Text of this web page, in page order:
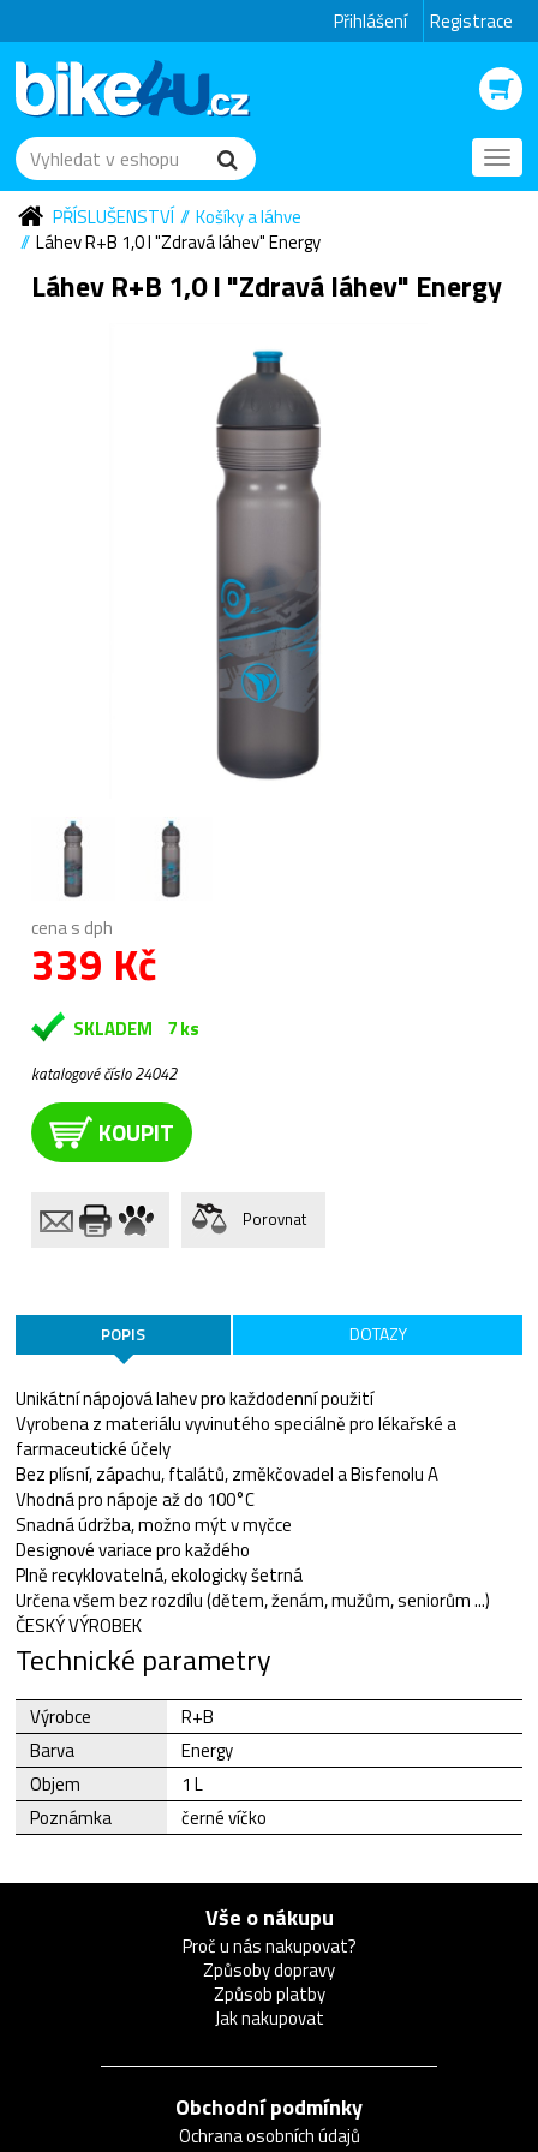
Přihlášení Registrace
PŘÍSLUŠENSTVÍ
Košíky a láhve
Láhev R+B 1,0 l "Zdravá láhev" Energy
Láhev R+B 1,0 l "Zdravá láhev" Energy
cena s dph
339 Kč
SKLADEM 7 ks
katalogové číslo 24042
KOUPIT
Porovnat
POPIS DOTAZY
Unikátní nápojová lahev pro každodenní použití
Vyrobena z materiálu vyvinutého speciálně pro lékařské a
farmaceutické účely
Bez plísní, zápachu, ftalátů, změkčovadel a Bisfenolu A
Vhodná pro nápoje až do 100°C
Snadná údržba, možno mýt v myčce
Designové variace pro každého
Plně recyklovatelná, ekologicky šetrná
Určena všem bez rozdílu (dětem, ženám, mužům, seniorům ...)
ČESKÝ VÝROBEK
Technické parametry
Výrobce
R+B
Barva
Energy
Objem
1 L
Poznámka
černé víčko
Vše o nákupu
Proč u nás nakupovat?
Způsoby dopravy
Způsob platby
Jak nakupovat
Obchodní podmínky
Ochrana osobních údajů